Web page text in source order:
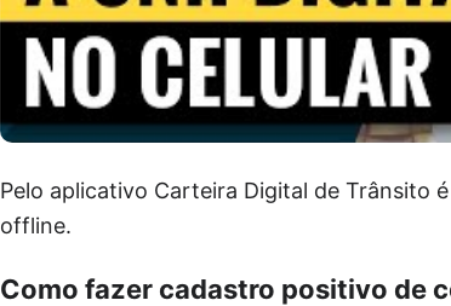
Pelo aplicativo Carteira Digital de Trânsito
offline.
Como fazer cadastro positivo de